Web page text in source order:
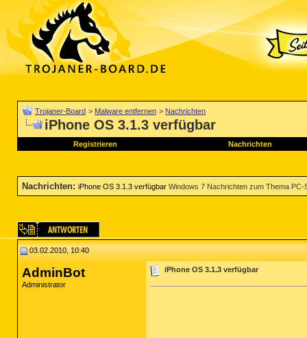
Trojaner-Board > Malware entfernen > Nachrichten
iPhone OS 3.1.3 verfügbar
Registrieren Nachrichten
Nachrichten: iPhone OS 3.1.3 verfügbar Windows 7 Nachrichten zum Thema PC-
03.02.2010, 10:40
AdminBot
Administrator
iPhone OS 3.1.3 verfügbar